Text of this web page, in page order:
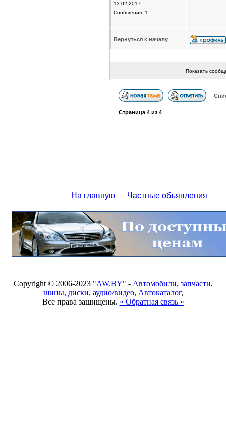
13.02.2017
Сообщения: 1
Вернуться к началу
Показать
Страница 4из 4
На главную Частные объявления
Copyright © 2006-2023 "AW.BY" - Автомобили, запчасти,
шины, диски, аудио/видео, Автокаталог,
Все права защищены. » Обратная связь «